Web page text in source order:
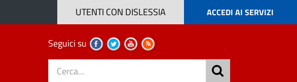
ACCEDI AI SERVIZI
UTENTI CON DISLESSIA
Seguici su